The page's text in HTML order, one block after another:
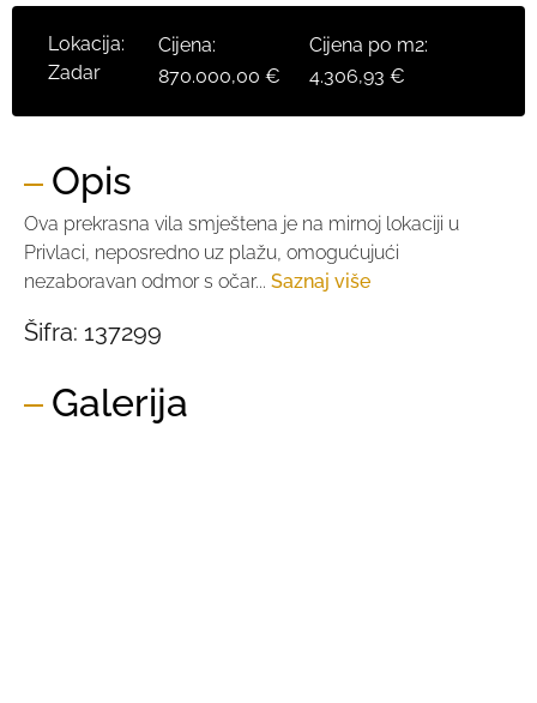
Lokacija:
Zadar
Cijena:
870.000,00 €
Cijena po m2:
4.306,93 €
Opis
Ova prekrasna vila smještena je na mirnoj lokaciji u
Privlaci, neposredno uz plažu, omogućujući
nezaboravan odmor s očar... Saznaj više
Šifra: 137299
Galerija